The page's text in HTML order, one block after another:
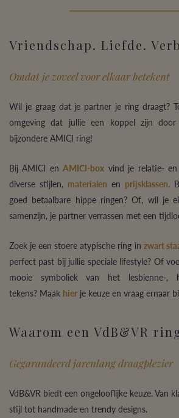
Vriendschap. Liefde.
Omdat je zoveel voor elkaar betekent
Wil je graag dat je partner je ring draagt?
omgeving dat jullie een koppel zijn
bijzondere AMICI ring!
Bij AMICI enAMICI-box vind je relatie- en
diverse stijlen, materialen en prijsklassen.
goed betaalbare hippe ringen? Of, wil je
samenzijn, je partner verrassen met een
Zoek je een stoere atypische ring in zwart
perfect past bij jullie speciale lifestyle? Of
mooie symboliek van het lesbienne-,
tekens? Maak hier je keuze en vraag ernaar
Waarom een VdB&VR
Gegarandeerd jarenlang draagplezier
VdB&VR biedt een ongelooflijke keuze. Van
stijl tot handmade en trendy designs.